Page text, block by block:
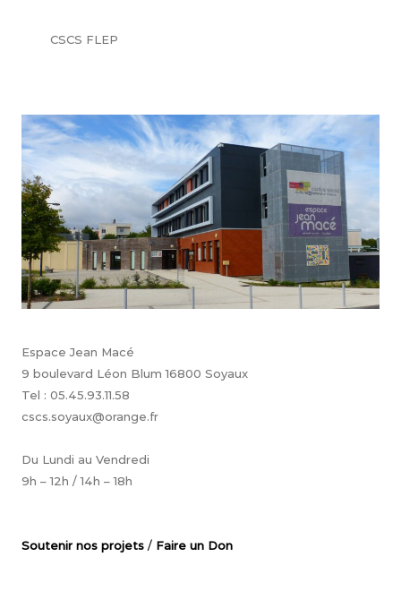
CSCS FLEP
Espace Jean Macé
9 boulevard Léon Blum 16800 Soyaux
Tel : 05.45.93.11.58
cscs.soyaux@orange.fr
Du Lundi au Vendredi
9h – 12h / 14h – 18h
Soutenir nos projets / Faire un Don